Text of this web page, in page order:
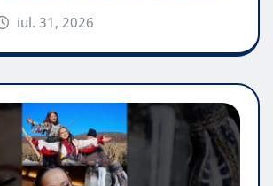
iul. 31, 2026